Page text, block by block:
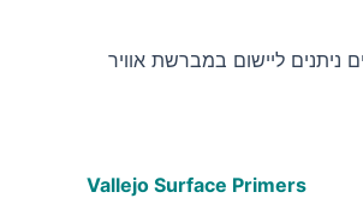
ליישום במברשת אוויר
Vallejo Surface Primers